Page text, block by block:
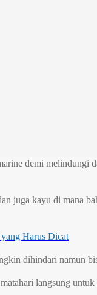
demi
juga kayu di mana
Harus Dicat
dihindari namun
langsung